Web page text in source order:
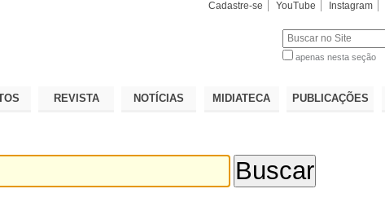
Cadastre-se YouTube Instagram
apenas nesta seção
REVISTA NOTÍCIAS MIDIATECA PUBLICAÇÕES